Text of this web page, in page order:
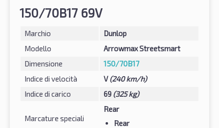
150/70B17 69V
Marchio
Dunlop
Modello
Arrowmax Streetsmart
Dimensione
150/70B17
Indice di velocità
V(240 km/h)
Indice di carico
69 (325 kg)
Marcature speciali
Rear
Rear